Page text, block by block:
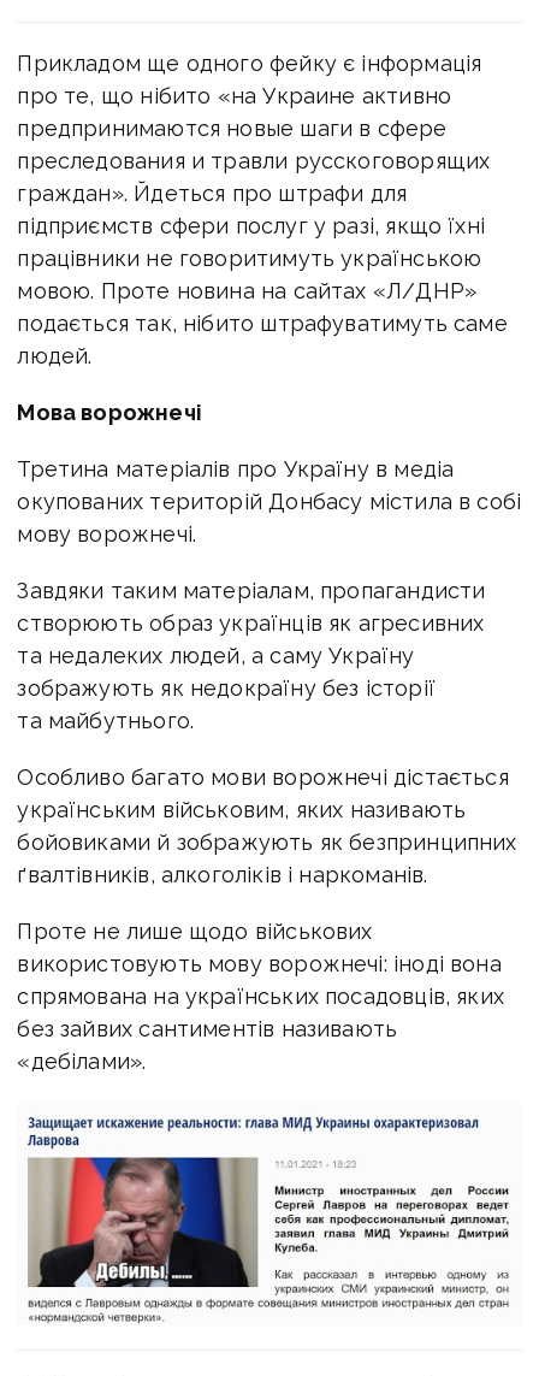
Прикладом ще одного фейку є інформація
про те, що нібито «на Украине активно
предпринимаются новые шаги в сфере
преследования и травли русскоговорящих
граждан». Йдеться про штрафи для
підприємств сфери послуг у разі, якщо їхні
працівники не говоритимуть українською
мовою. Проте новина на сайтах «Л/ДНР»
подається так, нібито штрафуватимуть саме
людей.
Мова ворожнечі
Третина матеріалів про Україну в медіа
окупованих територій Донбасу містила в собі
мову ворожнечі.
Завдяки таким матеріалам, пропагандисти
створюють образ українців як агресивних
та недалеких людей, а саму Україну
зображують як недокраїну без історії
та майбутнього.
Особливо багато мови ворожнечі дістається
українським військовим, яких називають
бойовиками й зображують як безпринципних
ґвалтівників, алкоголіків і наркоманів.
Проте не лише щодо військових
використовують мову ворожнечі: іноді вона
спрямована на українських посадовців, яких
без зайвих сантиментів називають
«дебілами».